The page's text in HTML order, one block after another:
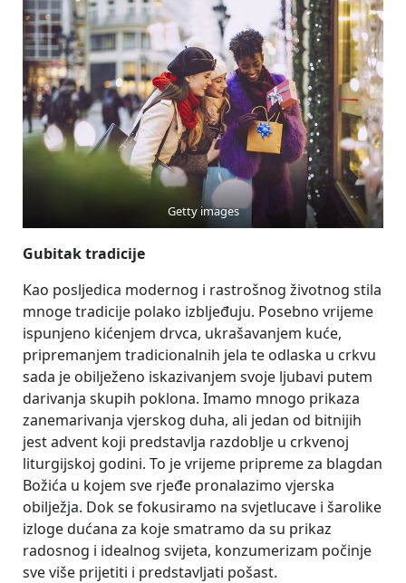
Getty images
Gubitak tradicije
Kao posljedica modernog i rastrošnog životnog stila
mnoge tradicije polako izbljeđuju. Posebno vrijeme
ispunjeno kićenjem drvca, ukrašavanjem kuće,
pripremanjem tradicionalnih jela te odlaska u crkvu
sada je obilježeno iskazivanjem svoje ljubavi putem
darivanja skupih poklona. Imamo mnogo prikaza
zanemarivanja vjerskog duha, ali jedan od bitnijih
jest advent koji predstavlja razdoblje u crkvenoj
liturgijskoj godini. To je vrijeme pripreme za blagdan
Božića u kojem sve rjeđe pronalazimo vjerska
obilježja. Dok se fokusiramo na svjetlucave i šarolike
izloge dućana za koje smatramo da su prikaz
radosnog i idealnog svijeta, konzumerizam počinje
sve više prijetiti i predstavljati pošast.